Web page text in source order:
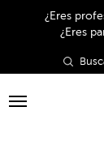
¿Eres
¿Eres
Toggle